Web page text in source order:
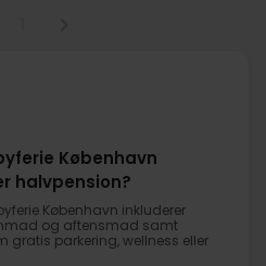
København
halvpension?
København inkluderer
og aftensmad samt
gratis parkering, wellness eller